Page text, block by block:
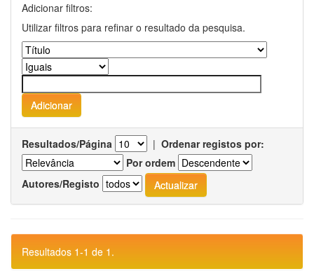
Adicionar filtros:
Utilizar filtros para refinar o resultado da pesquisa.
Resultados/Página | Ordenar registos por:
Por ordem
Autores/Registo
Resultados 1-1 de 1.